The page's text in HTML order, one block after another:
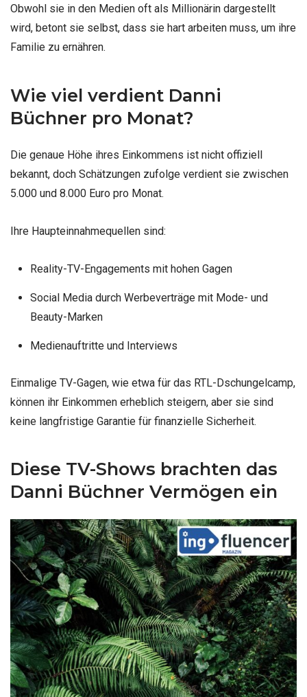
Obwohl sie in den Medien oft als Millionärin dargestellt
wird, betont sie selbst, dass sie hart arbeiten muss, um ihre
Familie zu ernähren.
Wie viel verdient Danni
Büchner pro Monat?
Die genaue Höhe ihres Einkommens ist nicht offiziell
bekannt, doch Schätzungen zufolge verdient sie zwischen
5.000 und 8.000 Euro pro Monat.
Ihre Haupteinnahmequellen sind:
Reality-TV-Engagements mit hohen Gagen
Social Media durch Werbeverträge mit Mode- und
Beauty-Marken
Medienauftritte und Interviews
Einmalige TV-Gagen, wie etwa für das RTL-Dschungelcamp,
können ihr Einkommen erheblich steigern, aber sie sind
keine langfristige Garantie für finanzielle Sicherheit.
Diese TV-Shows brachten das
Danni Büchner Vermögen ein